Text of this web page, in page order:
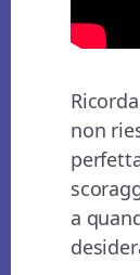
non
a